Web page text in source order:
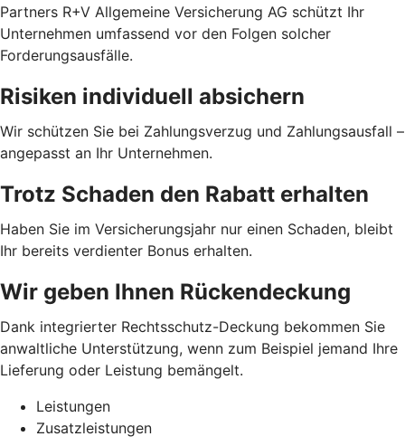
Partners R+V Allgemeine Versicherung AG schützt Ihr
Unternehmen umfassend vor den Folgen solcher
Forderungsausfälle.
Risiken individuell absichern
Wir schützen Sie bei Zahlungsverzug und Zahlungsausfall –
angepasst an Ihr Unternehmen.
Trotz Schaden den Rabatt erhalten
Haben Sie im Versicherungsjahr nur einen Schaden, bleibt
Ihr bereits verdienter Bonus erhalten.
Wir geben Ihnen Rückendeckung
Dank integrierter Rechtsschutz-Deckung bekommen Sie
anwaltliche Unterstützung, wenn zum Beispiel jemand Ihre
Lieferung oder Leistung bemängelt.
Leistungen
Zusatzleistungen